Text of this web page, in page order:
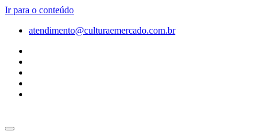
Ir para o conteúdo
atendimento@culturaemercado.com.br